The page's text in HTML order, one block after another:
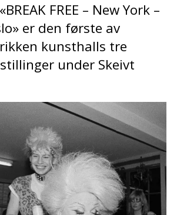
FREE – New York –
er den første av
kunsthalls tre
under Skeivt